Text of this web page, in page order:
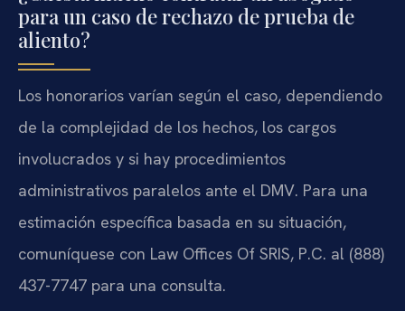
para un caso de rechazo de prueba de
aliento?
Los honorarios varían según el caso, dependiendo
de la complejidad de los hechos, los cargos
involucrados y si hay procedimientos
administrativos paralelos ante el DMV. Para una
estimación específica basada en su situación,
comuníquese con Law Offices Of SRIS, P.C. al (888)
437-7747 para una consulta.